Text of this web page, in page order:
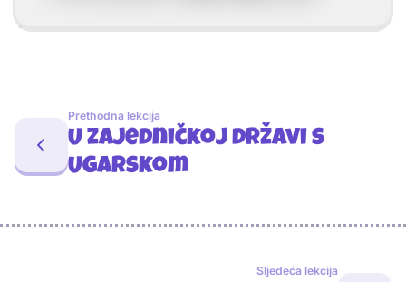
Prethodna lekcija
U zajedničkoj državi s
Ugarskom
Sljedeća lekcija